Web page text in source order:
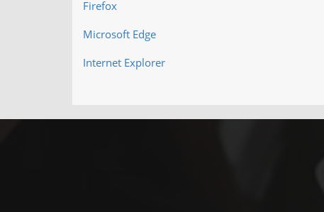
Firefox
Microsoft Edge
Internet Explorer